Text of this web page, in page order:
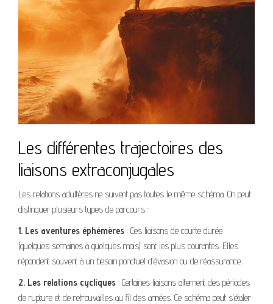
Les différentes trajectoires des
liaisons extraconjugales
Les relations adultères ne suivent pas toutes le même schéma. On peut
distinguer plusieurs types de parcours :
1. Les aventures éphémères : Ces liaisons de courte durée
(quelques semaines à quelques mois) sont les plus courantes. Elles
répondent souvent à un besoin ponctuel d’évasion ou de réassurance.
2. Les relations cycliques : Certaines liaisons alternent des périodes
de rupture et de retrouvailles au fil des années. Ce schéma peut s’étaler